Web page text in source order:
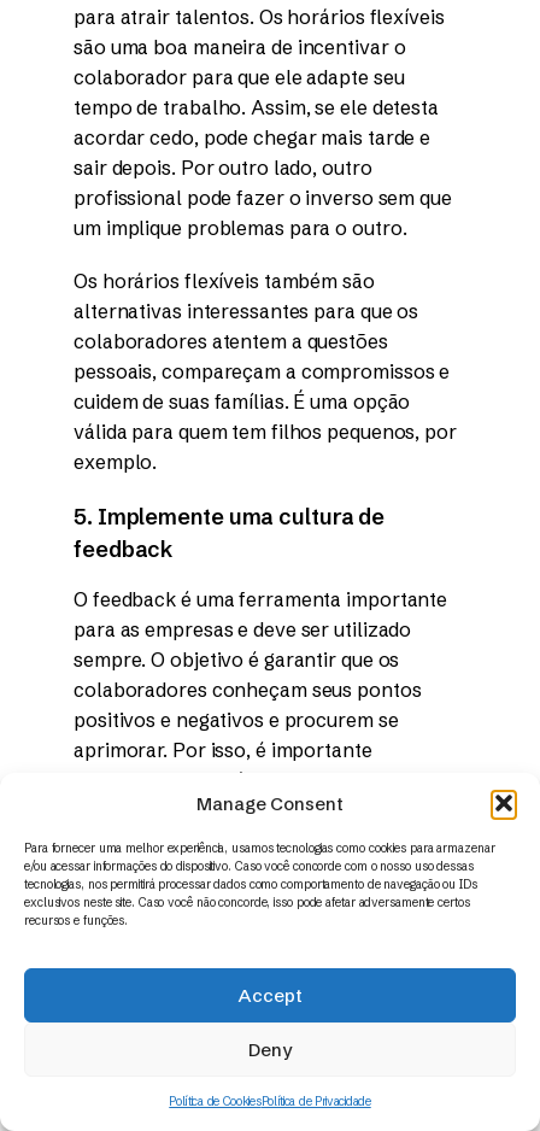
Manage Consent
Para fornecer uma melhor experiência, usamos tecnologias como cookies para armazenar
e/ou acessar informações do dispositivo. Caso você concorde com o nosso uso dessas
tecnologias, nos permitirá processar dados como comportamento de navegação ou IDs
exclusivos neste site. Caso você não concorde, isso pode afetar adversamente certos
recursos e funções.
Accept
Deny
Política de CookiesPolítica de Privacidade
para atrair talentos. Os horários flexíveis
são uma boa maneira de incentivar o
colaborador para que ele adapte seu
tempo de trabalho. Assim, se ele detesta
acordar cedo, pode chegar mais tarde e
sair depois. Por outro lado, outro
profissional pode fazer o inverso sem que
um implique problemas para o outro.
Os horários flexíveis também são
alternativas interessantes para que os
colaboradores atentem a questões
pessoais, compareçam a compromissos e
cuidem de suas famílias. É uma opção
válida para quem tem filhos pequenos, por
exemplo.
5. Implemente uma cultura de
feedback
O feedback é uma ferramenta importante
para as empresas e deve ser utilizado
sempre. O objetivo é garantir que os
colaboradores conheçam seus pontos
positivos e negativos e procurem se
aprimorar. Por isso, é importante
incentivar essa prática.
tanto de maneira formal (por exemplo, ao
marcar uma reunião) quanto informal
(como em um comentário rápido no
esteja aberto e que o gestor também esteja
Ou seja, o feedback deve ser uma via de